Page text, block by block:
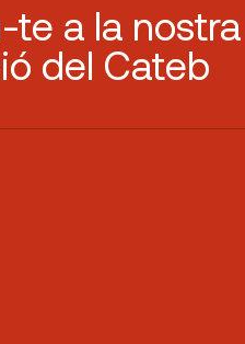
te a la
del Cateb